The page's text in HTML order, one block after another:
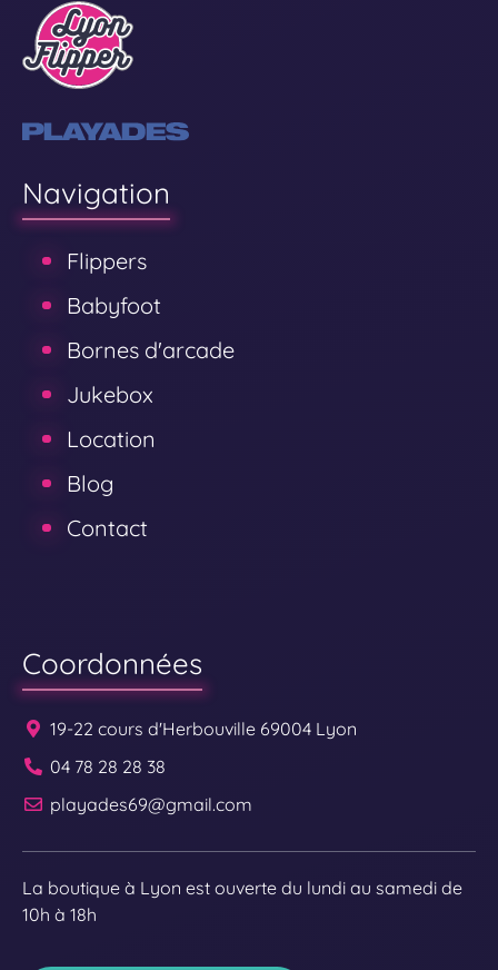
Navigation
Flippers
Babyfoot
Bornes d'arcade
Jukebox
Location
Blog
Contact
Coordonnées
19-22 cours d'Herbouville 69004 Lyon
04 78 28 28 38
playades69@gmail.com
La boutique à Lyon est ouverte du lundi au samedi de
10h à 18h